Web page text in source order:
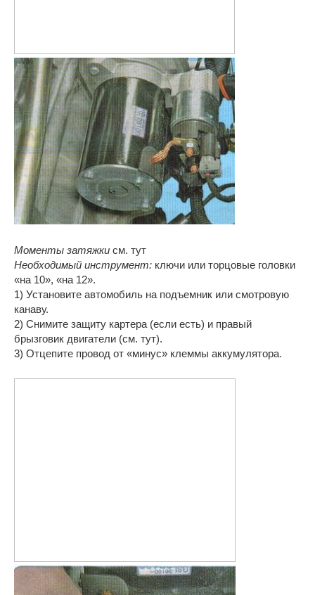
Моменты затяжки см. тут
Необходимый инструмент: ключи или торцовые головки
«на 10», «на 12».
1) Установите автомобиль на подъемник или смотровую
канаву.
2) Снимите защиту картера (если есть) и правый
брызговик двигатели (см. тут).
3) Отцепите провод от «минус» клеммы аккумулятора.